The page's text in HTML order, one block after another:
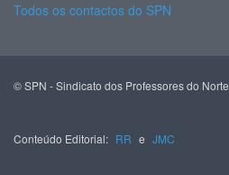
Todos os contactos do SPN
© SPN - Sindicato dos Professores do Norte
Conteúdo Editorial: RR e JMC